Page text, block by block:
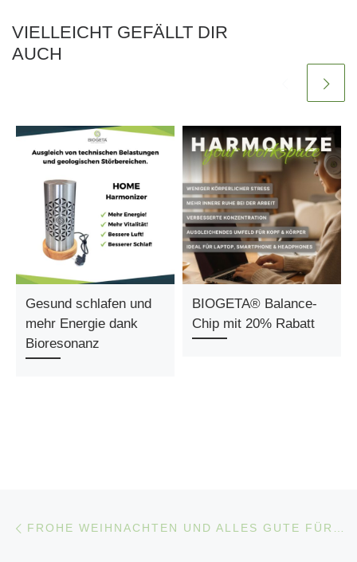
VIELLEICHT GEFÄLLT DIR
AUCH
Gesund schlafen und
mehr Energie dank
Bioresonanz
BIOGETA® Balance-
Chip mit 20% Rabatt
Beitragsnavigation FROHE WEIHNACHTEN UND ALLES GUTE FÜR DAS JAHR 2026